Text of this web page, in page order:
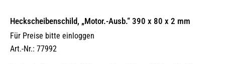
Heckscheibenschild, „Motor.-Ausb.“ 390 x 80 x 2 mm
Für Preise bitte einloggen
Art.-Nr.: 77992